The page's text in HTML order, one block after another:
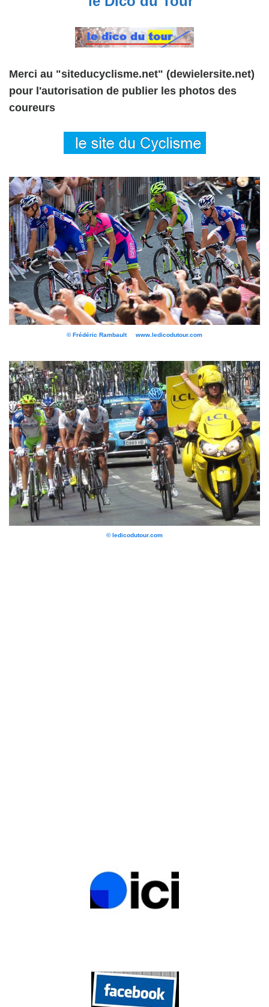
Merci au "siteducyclisme.net" (dewielersite.net)
pour l'autorisation de publier les photos des
coureurs
© Frédéric Rambault www.ledicodutour.com
© ledicodutour.com